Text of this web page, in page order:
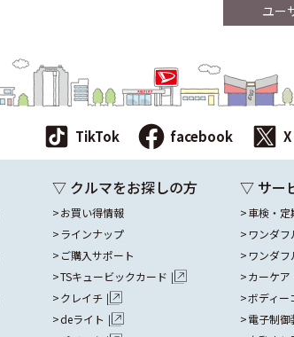
ユー
TikTok facebook X
▽ クルマをお探しの方
お買い得情報
ラインナップ
ご購入サポート
TSキュービックカード
クレイチ
deライト
▽ サー
車検・定
ワンダフ
ワンダ
カーケア
ボディー
電子制御